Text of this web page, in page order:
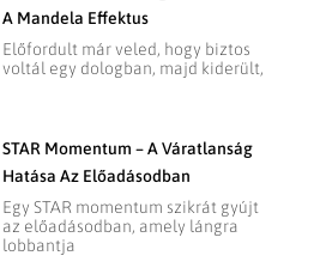
A Mandela Effektus
Előfordult már veled, hogy biztos
voltál egy dologban, majd kiderült,
STAR Momentum – A Váratlanság
Hatása Az Előadásodban
Egy STAR momentum szikrát gyújt
az előadásodban, amely lángra
lobbantja